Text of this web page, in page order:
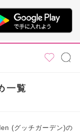
一覧
(グッチガーデン)の